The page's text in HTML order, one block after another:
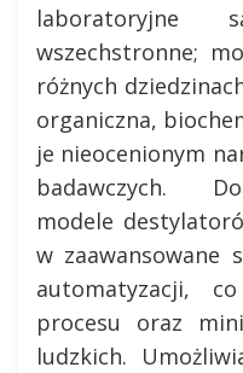
laboratoryjne
wszechstronne;
różnych
organiczna,
je nieocenionym
badawczych.
modele
w zaawansowane
automatyzacji,
procesu oraz
ludzkich.